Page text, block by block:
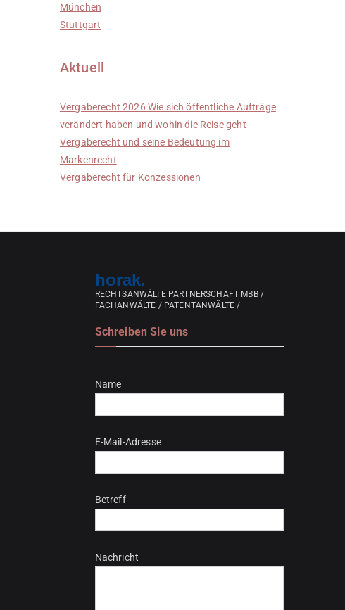
München
Stuttgart
Aktuell
Vergaberecht 2026 Wie sich öffentliche Aufträge
verändert haben und wohin die Reise geht
Vergaberecht und seine Bedeutung im
Markenrecht
Vergaberecht für Konzessionen
horak.
RECHTSANWÄLTE PARTNERSCHAFT MBB /
FACHANWÄLTE / PATENTANWÄLTE /
Schreiben Sie uns
Name
E-Mail-Adresse
Betreff
Nachricht